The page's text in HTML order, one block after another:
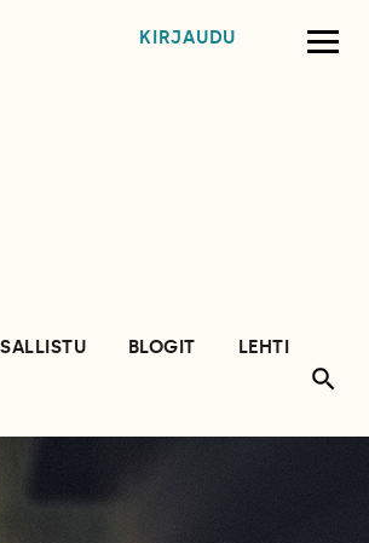
KIRJAUDU
BLOGIT
LEHTI